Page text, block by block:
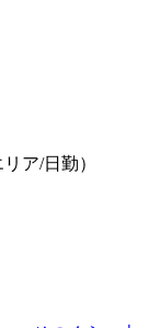
ア/日勤）